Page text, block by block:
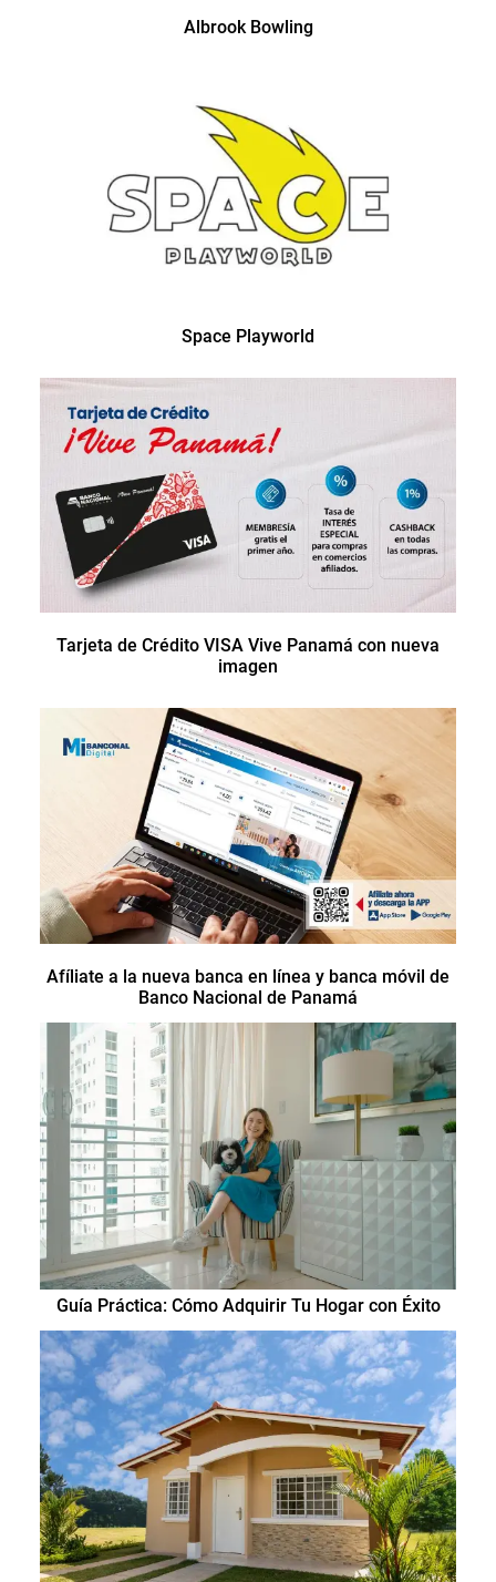
Albrook Bowling
Space Playworld
Tarjeta de Crédito VISA Vive Panamá con nueva
imagen
Afíliate a la nueva banca en línea y banca móvil de
Banco Nacional de Panamá
Guía Práctica: Cómo Adquirir Tu Hogar con Éxito